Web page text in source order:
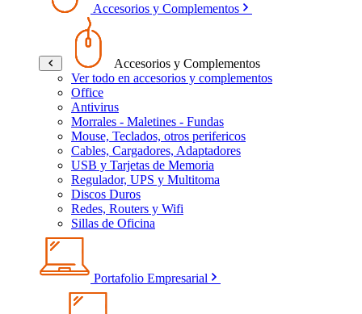
Accesorios y Complementos
Accesorios y Complementos
Ver todo en accesorios y complementos
Office
Antivirus
Morrales - Maletines - Fundas
Mouse, Teclados, otros perifericos
Cables, Cargadores, Adaptadores
USB y Tarjetas de Memoria
Regulador, UPS y Multitoma
Discos Duros
Redes, Routers y Wifi
Sillas de Oficina
Portafolio Empresarial